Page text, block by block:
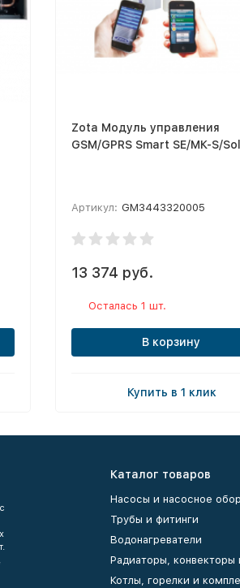
Zota Модуль управления
GSM/GPRS Smart SE/МК-S/
Артикул: GM3443320005
13 374 руб.
Осталась 1 шт.
В корзину
Купить в 1 клик
Каталог товаров
Насосы и насосное
Трубы и фитинги
Водонагреватели
Радиаторы,
Котлы, горелки и